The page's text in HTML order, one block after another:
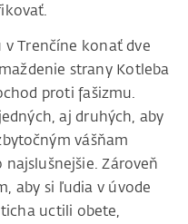
v Trenčíne konať dve
strany Kotleba
proti fašizmu.
aj druhých, aby
vášňam
najslušnejšie. Zároveň
aby si ľudia v úvode
uctili obete,